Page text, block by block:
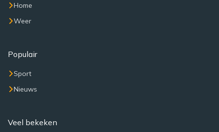
Home
Weer
Populair
Sport
Nieuws
Veel bekeken